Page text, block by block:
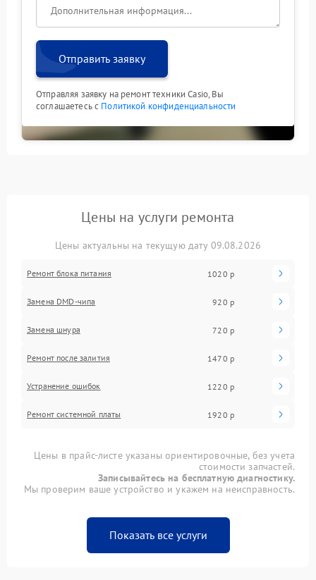
Отправить заявку
Отправляя заявку на ремонт техники Casio, Вы
соглашаетесь с Политикой конфиденциальности
Цены на услуги ремонта
Цены актуальны на текущую дату 09.08.2026
Ремонт блока питания 1020 р
Замена DMD-чипа 920 р
Замена шнура 720 р
Ремонт после залития 1470 р
Устранение ошибок 1220 р
Ремонт системной платы 1920 р
Цены в прайс-листе указаны ориентировочные, без учета
стоимости запчастей.
Записывайтесь на бесплатную диагностику.
Мы проверим ваше устройство и укажем на неисправность.
Показать все услуги